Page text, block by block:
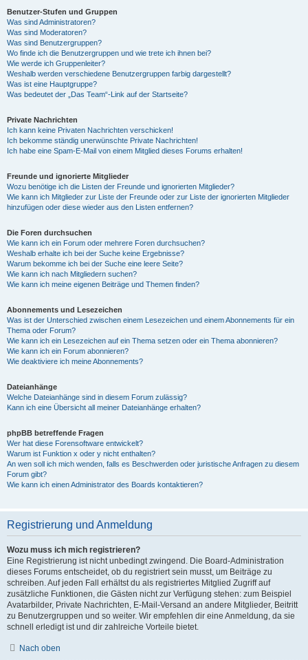
Benutzer-Stufen und Gruppen
Was sind Administratoren?
Was sind Moderatoren?
Was sind Benutzergruppen?
Wo finde ich die Benutzergruppen und wie trete ich ihnen bei?
Wie werde ich Gruppenleiter?
Weshalb werden verschiedene Benutzergruppen farbig dargestellt?
Was ist eine Hauptgruppe?
Was bedeutet der „Das Team“-Link auf der Startseite?
Private Nachrichten
Ich kann keine Privaten Nachrichten verschicken!
Ich bekomme ständig unerwünschte Private Nachrichten!
Ich habe eine Spam-E-Mail von einem Mitglied dieses Forums erhalten!
Freunde und ignorierte Mitglieder
Wozu benötige ich die Listen der Freunde und ignorierten Mitglieder?
Wie kann ich Mitglieder zur Liste der Freunde oder zur Liste der ignorierten Mitglieder
hinzufügen oder diese wieder aus den Listen entfernen?
Die Foren durchsuchen
Wie kann ich ein Forum oder mehrere Foren durchsuchen?
Weshalb erhalte ich bei der Suche keine Ergebnisse?
Warum bekomme ich bei der Suche eine leere Seite?
Wie kann ich nach Mitgliedern suchen?
Wie kann ich meine eigenen Beiträge und Themen finden?
Abonnements und Lesezeichen
Was ist der Unterschied zwischen einem Lesezeichen und einem Abonnements für ein
Thema oder Forum?
Wie kann ich ein Lesezeichen auf ein Thema setzen oder ein Thema abonnieren?
Wie kann ich ein Forum abonnieren?
Wie deaktiviere ich meine Abonnements?
Dateianhänge
Welche Dateianhänge sind in diesem Forum zulässig?
Kann ich eine Übersicht all meiner Dateianhänge erhalten?
phpBB betreffende Fragen
Wer hat diese Forensoftware entwickelt?
Warum ist Funktion x oder y nicht enthalten?
An wen soll ich mich wenden, falls es Beschwerden oder juristische Anfragen zu diesem
Forum gibt?
Wie kann ich einen Administrator des Boards kontaktieren?
Registrierung und Anmeldung
Wozu muss ich mich registrieren?
Eine Registrierung ist nicht unbedingt zwingend. Die Board-Administration
dieses Forums entscheidet, ob du registriert sein musst, um Beiträge zu
schreiben. Auf jeden Fall erhältst du als registriertes Mitglied Zugriff auf
zusätzliche Funktionen, die Gästen nicht zur Verfügung stehen: zum Beispiel
Avatarbilder, Private Nachrichten, E-Mail-Versand an andere Mitglieder, Beitritt
zu Benutzergruppen und so weiter. Wir empfehlen dir eine Anmeldung, da sie
schnell erledigt ist und dir zahlreiche Vorteile bietet.
Nach oben